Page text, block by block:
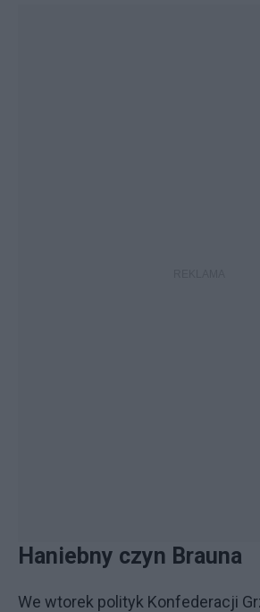
Haniebny czyn Brauna
We wtorek polityk Konfederacji